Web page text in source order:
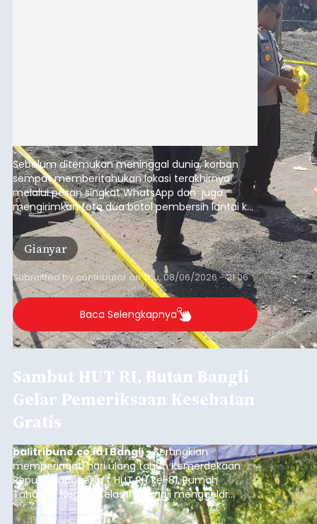
Sebelum ditemukan meninggal dunia, korban
sempat memberitahukan lokasi terakhirnya
melalui pesan singkat WhatsApp dan juga
mengirimkan foto dua botol pembersih lantai ke
istrinya.
Gianyar
Submitted by contributoronThu, 08/06/2026 - 21:06
Baca Selengkapnya
Sambut HUT RI, Rutan Bangli
Gelar Pemeriksaan Kesehatan
Gratis
balitribune.co.id I Bangli -Serangkian
memperingati hari ulang tahun Kemerdekaan
Republik Indonesia ( HUT RI) ke-81, Rumah
Tahanan Negara Kelas II B Bangli menggelar
kegiatan pemeriksaan kesehatan gratis, Rabu